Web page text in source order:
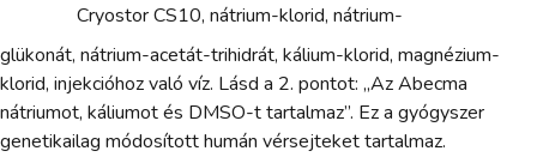
Cryostor CS10, nátrium-klorid, nátrium-
glükonát, nátrium-acetát-trihidrát, kálium-klorid, magnézium-
klorid, injekcióhoz való víz. Lásd a 2. pontot: „Az Abecma
nátriumot, káliumot és DMSO-t tartalmaz”. Ez a gyógyszer
genetikailag módosított humán vérsejteket tartalmaz.